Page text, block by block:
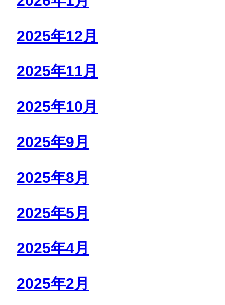
2025年12月
2025年11月
2025年10月
2025年9月
2025年8月
2025年5月
2025年4月
2025年2月